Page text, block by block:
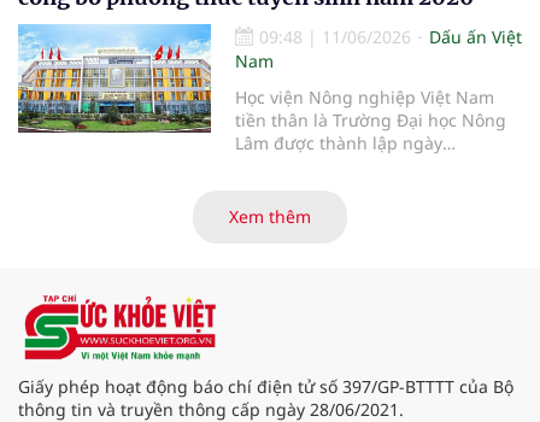
Kim Vinh- Tổng Biên tập Tạp chí
Sức Khỏe Việt.
09:48 | 11/06/2026
Dấu ấn Việt
Nam
Học viện Nông nghiệp Việt Nam
tiền thân là Trường Đại học Nông
Lâm được thành lập ngày
tục khẳng định vị thế của một cơ
vững của đất nước.
Xem thêm
Giấy phép hoạt động báo chí điện tử số 397/GP-BTTTT của Bộ
thông tin và truyền thông cấp ngày 28/06/2021.